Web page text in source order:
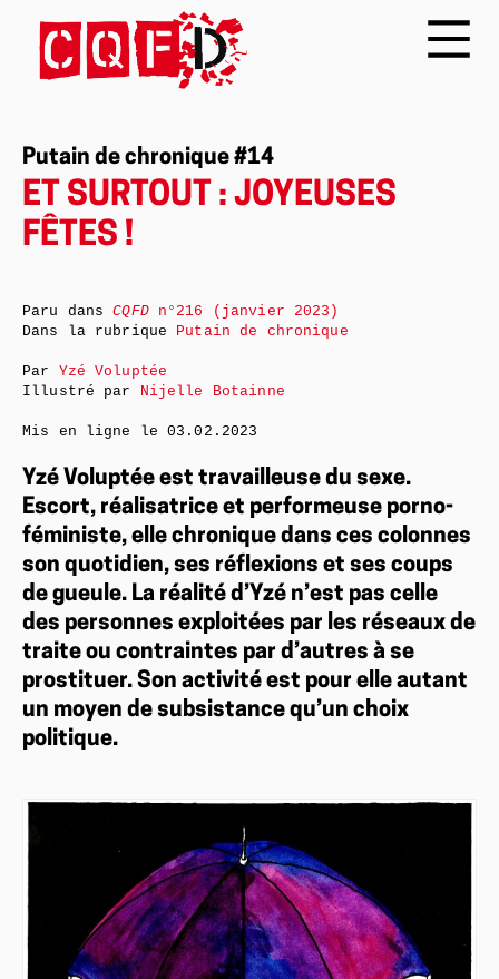
Putain de chronique #14
ET SURTOUT : JOYEUSES
FÊTES !
Yzé Voluptée est travailleuse du sexe.
Escort, réalisatrice et performeuse porno-
féministe, elle chronique dans ces colonnes
son quotidien, ses réflexions et ses coups
de gueule. La réalité d’Yzé n’est pas celle
des personnes exploitées par les réseaux de
traite ou contraintes par d’autres à se
prostituer. Son activité est pour elle autant
un moyen de subsistance qu’un choix
politique.
Paru dansCQFDn°216 (janvier 2023)
Dans la rubrique Putain de chronique
Par Yzé Voluptée
Illustré par Nijelle Botainne
Mis en ligne le03.02.2023